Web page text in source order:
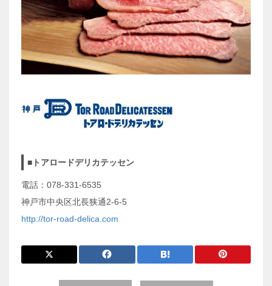
■トアロードデリカテッセン
電話：078-331-6535
神戸市中央区北長狭通2-6-5
http://tor-road-delica.com